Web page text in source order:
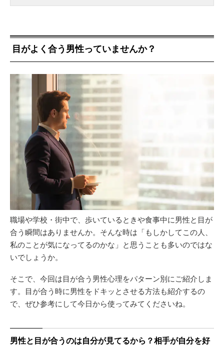
目がよく合う男性っていませんか？
職場や学校・街中で、歩いているときや食事中に男性と目が
合う瞬間はありませんか。そんな時は「もしかしてこの人、
私のことが気になってるのかな」と思うことも多いのではな
いでしょうか。
そこで、今回は目が合う男性心理をパターン別にご紹介しま
す。目が合う時に男性をドキッとさせる方法も紹介するの
で、ぜひ参考にして今日から使ってみてくださいね。
男性と目が合うのは自分が見てるから？相手が自分を好